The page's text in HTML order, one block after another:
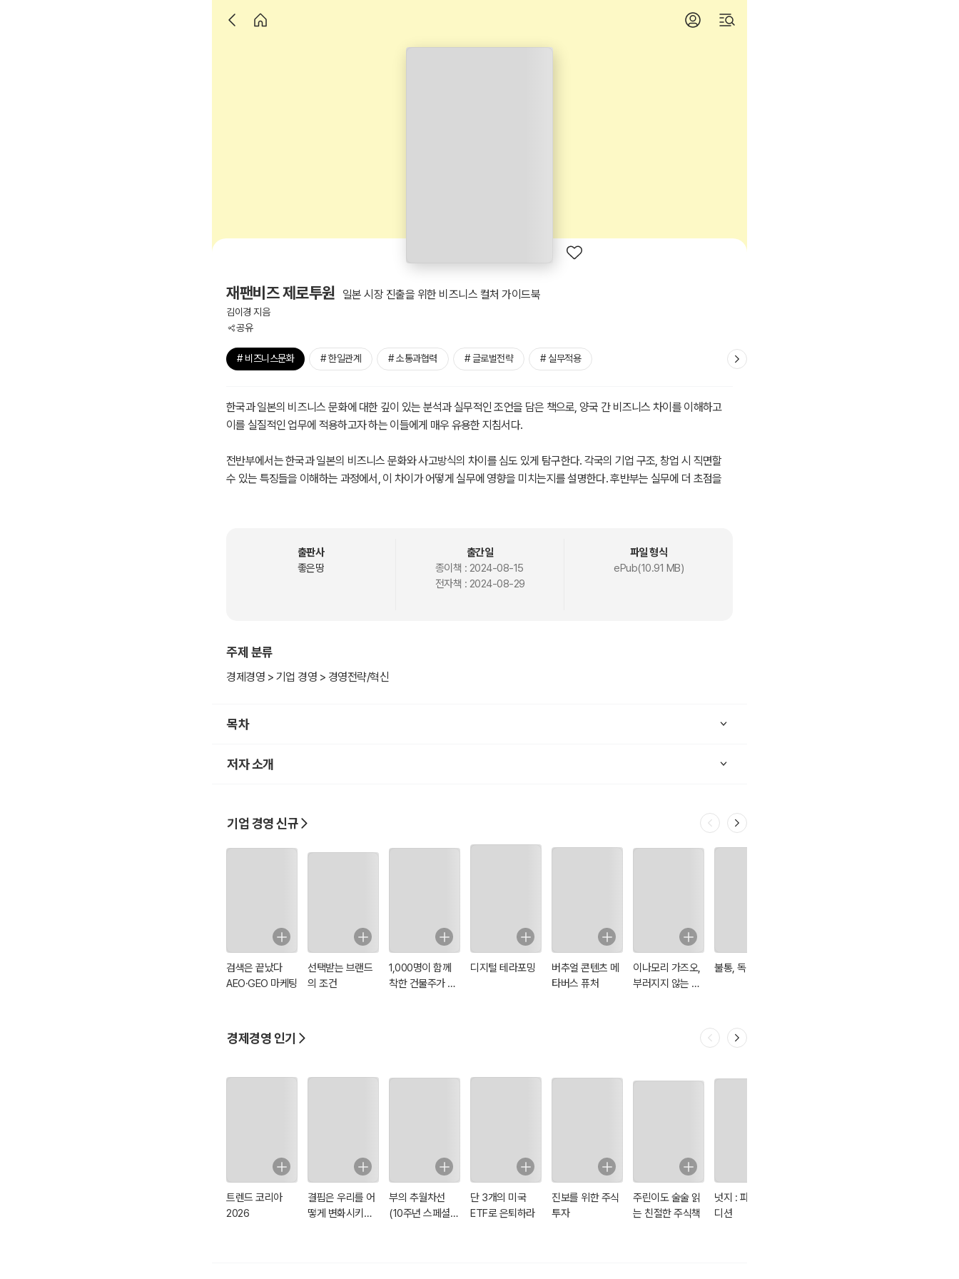
재팬비즈 제로투원 일본 시장 진출을 위한 비즈니스 컬처 가이드북
김이경 지음
공유
# 비즈니스문화 # 한일관계 # 소통과협력 # 글로벌전략 # 실무적용
한국과 일본의 비즈니스 문화에 대한 깊이 있는 분석과 실무적인 조언을 담은 책으로, 양국 간 비즈니스 차이를 이해하고
이를 실질적인 업무에 적용하고자 하는 이들에게 매우 유용한 지침서다.
전반부에서는 한국과 일본의 비즈니스 문화와 사고방식의 차이를 심도 있게 탐구한다. 각국의 기업 구조, 창업 시 직면할
수 있는 특징들을 이해하는 과정에서, 이 차이가 어떻게 실무에 영향을 미치는지를 설명한다. 후반부는 실무에 더 초점을
기업에서 사업 및 사업개발, 기획, 운영 등을 담당하는 실무자라면, 독자 자신의 한국 내 기업 경험 또는 여러 국가 간 협업
경험을 토대로, 여러 조직에서 발생하는 업무들의 특징에 공감할 것이다.
출판사
좋은땅
출간일
종이책 : 2024-08-15
전자책 : 2024-08-29
파일 형식
ePub(10.91 MB)
주제 분류
경제경영 > 기업 경영 > 경영전략/혁신
목차
저자 소개
기업 경영 신규
검색은 끝났다
AEO·GEO 마케팅
선택받는 브랜드
의 조건
1,000명이 함께
착한 건물주가 되
디지털 테라포밍
버추얼 콘텐츠 메
타버스 퓨처
이나모리 가즈오,
부러지지 않는 마
불통, 독단, 야망
경제경영 인기
트렌드 코리아
2026
결핍은 우리를 어
떻게 변화시키는
부의 추월차선
(10주년 스페셜
단 3개의 미국
ETF로 은퇴하라
진보를 위한 주식
투자
주린이도 술술 읽
는 친절한 주식책
넛지 : 파이널 에
디션